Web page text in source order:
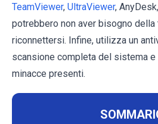
TeamViewer, UltraViewer,
potrebbero non aver bisogno
riconnettersi. Infine, utilizza un
scansione completa del sistema
minacce presenti.